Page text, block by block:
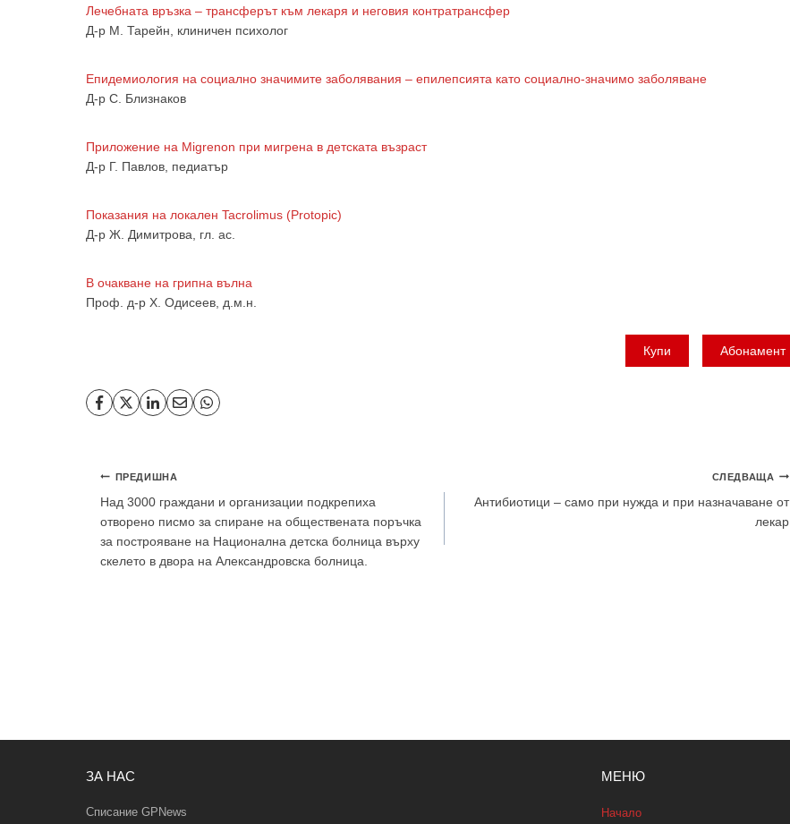
Лечебната връзка – трансферът към лекаря и неговия контратрансфер
Д-р М. Тарейн, клиничен психолог
Епидемиология на социално значимите заболявания – eпилепсията като социално-значимо заболяване
Д-р С. Близнаков
Приложение на Migrenon при мигрена в детската възраст
Д-р Г. Павлов, педиатър
Показания на локален Tacrolimus (Protopic)
Д-р Ж. Димитрова, гл. ас.
В очакване на грипна вълна
Проф. д-р Х. Одисеев, д.м.н.
Купи Абонамент
Навигация
ПРЕДИШНА
Над 3000 граждани и организации подкрепиха
отворено писмо за спиране на обществената поръчка
за построяване на Национална детска болница върху
скелето в двора на Александровска болница.
СЛЕДВАЩА
Антибиотици – само при нужда и при назначаване от
лекар
ЗА НАС
Списание GPNews
МЕНЮ
Начало